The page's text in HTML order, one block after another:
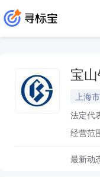
宝
上海市
法定代
经营范
最新动